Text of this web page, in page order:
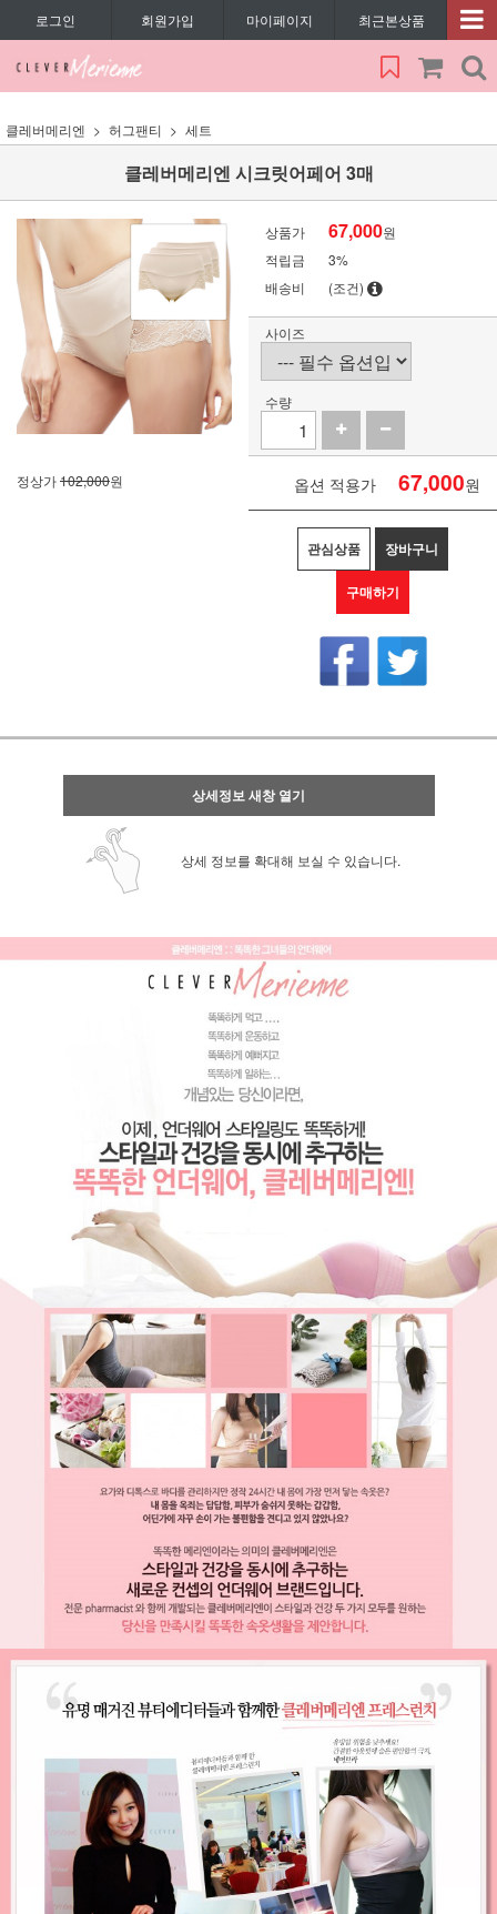
로그인 회원가입 마이페이지 최근본상품
클레버메리엔 허그팬티 세트
클레버메리엔 시크릿어페어 3매
정상가102,000원
상품가 67,000원
적립금
3%
배송비
(조건)
사이즈
수량
옵션 적용가 67,000원
관심상품 장바구니
구매하기
상세정보 새창 열기
상세 정보를 확대해 보실 수 있습니다.